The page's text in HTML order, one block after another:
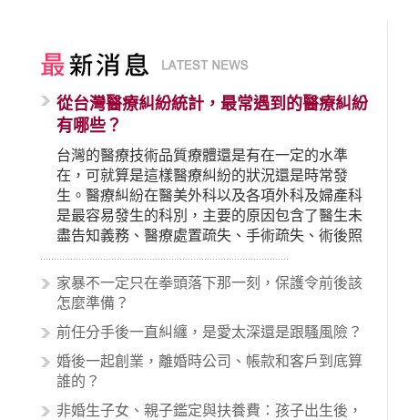
從台灣醫療糾紛統計，最常遇到的醫療糾紛
有哪些？
台灣的醫療技術品質療體還是有在一定的水準
在，可就算是這樣醫療糾紛的狀況還是時常發
生。醫療糾紛在醫美外科以及各項外科及婦產科
是最容易發生的科別，主要的原因包含了醫生未
盡告知義務、醫療處置疏失、手術疏失、術後照
顧失當、醫療費用的收取。雖然醫學進步，但醫
生與病患之間引起的糾紛還是經常發生。很多案
例中最後都走向訴訟流程，我們如果不幸遇到相
的內容其實非常多，有些案例…
家暴不一定只在拳頭落下那一刻，保護令前後該
怎麼準備？
前任分手後一直糾纏，是愛太深還是跟騷風險？
婚後一起創業，離婚時公司、帳款和客戶到底算
誰的？
非婚生子女、親子鑑定與扶養費：孩子出生後，